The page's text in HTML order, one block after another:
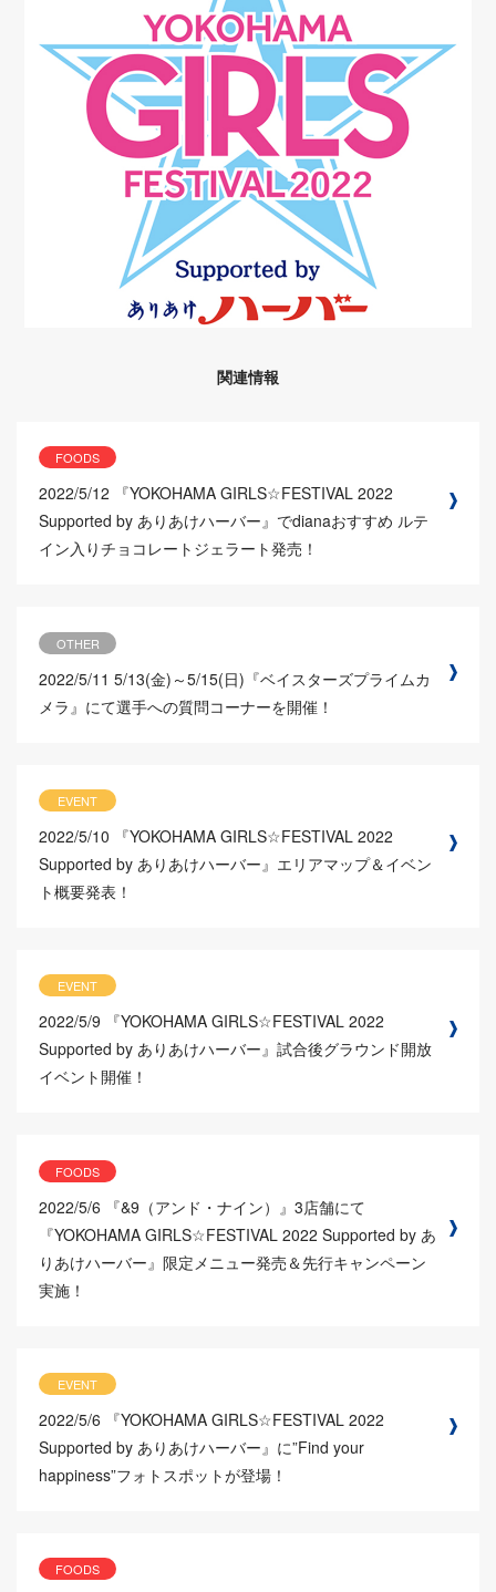
関連情報
FOODS
2022/5/12
『YOKOHAMA GIRLS☆FESTIVAL 2022
Supported by ありあけハーバー』でdianaおすすめ ルテ
イン入りチョコレートジェラート発売！
OTHER
2022/5/11 5/13(金)～5/15(日)『ベイスターズプライムカ
メラ』にて選手への質問コーナーを開催！
EVENT
2022/5/10
『YOKOHAMA GIRLS☆FESTIVAL 2022
Supported by ありあけハーバー』エリアマップ＆イベン
ト概要発表！
EVENT
2022/5/9
『YOKOHAMA GIRLS☆FESTIVAL 2022
Supported by ありあけハーバー』試合後グラウンド開放
イベント開催！
FOODS
2022/5/6
『&9（アンド・ナイン）』3店舗にて
『YOKOHAMA GIRLS☆FESTIVAL 2022 Supported by あ
りあけハーバー』限定メニュー発売＆先行キャンペーン
実施！
EVENT
2022/5/6
『YOKOHAMA GIRLS☆FESTIVAL 2022
Supported by ありあけハーバー』に”Find your
happiness”フォトスポットが登場！
FOODS